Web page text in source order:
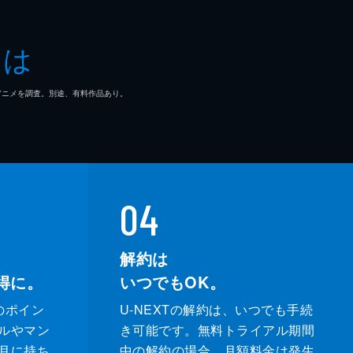
を調査。別途、有料作品あり。
。
ポイン
やマン
04
解約は
いつでもOK。
U-NEXTの解約は、いつでも手続
き可能です。無料トライアル期間